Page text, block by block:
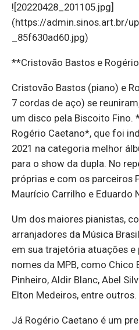
![20220428_201105.jpg]
(https://admin.sinos.art.br/
_85f630ad60.jpg)
**Cristovão Bastos e
Cristovão Bastos (piano) e
7 cordas de aço) se
um disco pela Biscoito Fino.
Rogério Caetano*, que foi
2021 na categoria melhor
para o show da dupla. No
próprias e com os parceiros
Maurício Carrilho e Eduardo
Um dos maiores pianistas,
arranjadores da Música
em sua trajetória atuações
nomes da MPB, como Chico
Pinheiro, Aldir Blanc, Abel
Elton Medeiros, entre outros.
Já Rogério Caetano é um